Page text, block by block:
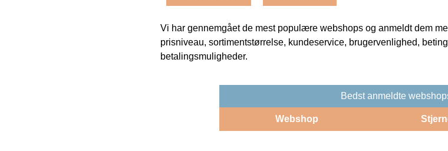
Vi har gennemgået de mest populære webshops og anmeldt dem
prisniveau, sortimentstørrelse, kundeservice, brugervenlighed,
betalingsmuligheder.
Bedst anmeldte
Webshop